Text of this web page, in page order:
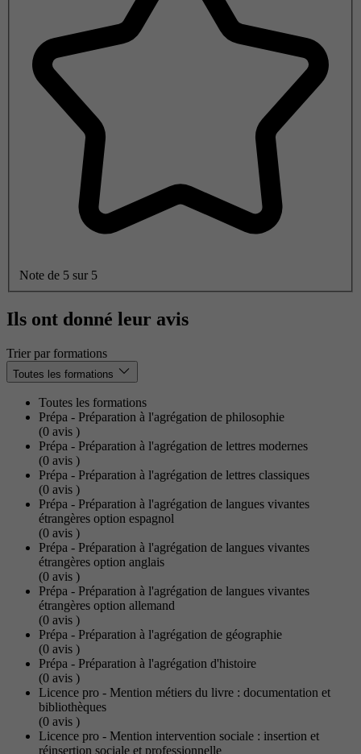
Note de 5 sur 5
Ils ont donné leur avis
Trier par formations
Toutes les formations
Toutes les formations
Prépa - Préparation à l'agrégation de philosophie
(0 avis )
Prépa - Préparation à l'agrégation de lettres modernes
(0 avis )
Prépa - Préparation à l'agrégation de lettres classiques
(0 avis )
Prépa - Préparation à l'agrégation de langues vivantes
étrangères option espagnol
(0 avis )
Prépa - Préparation à l'agrégation de langues vivantes
étrangères option anglais
(0 avis )
Prépa - Préparation à l'agrégation de langues vivantes
étrangères option allemand
(0 avis )
Prépa - Préparation à l'agrégation de géographie
(0 avis )
Prépa - Préparation à l'agrégation d'histoire
(0 avis )
Licence pro - Mention métiers du livre : documentation et
bibliothèques
(0 avis )
Licence pro - Mention intervention sociale : insertion et
réinsertion sociale et professionnelle